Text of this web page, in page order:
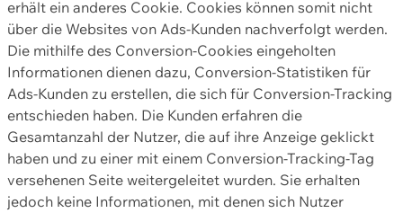
erhält ein anderes Cookie. Cookies können somit nicht
über die Websites von Ads-Kunden nachverfolgt werden.
Die mithilfe des Conversion-Cookies eingeholten
Informationen dienen dazu, Conversion-Statistiken für
Ads-Kunden zu erstellen, die sich für Conversion-Tracking
entschieden haben. Die Kunden erfahren die
Gesamtanzahl der Nutzer, die auf ihre Anzeige geklickt
haben und zu einer mit einem Conversion-Tracking-Tag
versehenen Seite weitergeleitet wurden. Sie erhalten
jedoch keine Informationen, mit denen sich Nutzer